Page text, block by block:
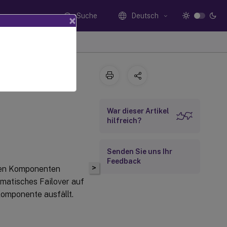
Suche Deutsch
Komponenten
Failover auf
ausfällt.
>
War dieser Artikel
hilfreich?
Senden Sie uns Ihr
Feedback
×